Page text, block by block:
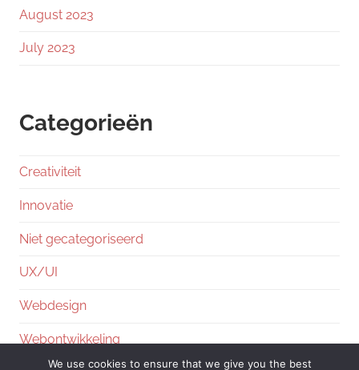
August 2023
July 2023
Categorieën
Creativiteit
Innovatie
Niet gecategoriseerd
UX/UI
Webdesign
Webontwikkeling
We use cookies to ensure that we give you the best